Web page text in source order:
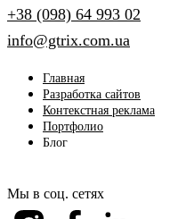
+38 (098) 64 993 02
info@gtrix.com.ua
Главная
Разработка сайтов
Контекстная реклама
Портфолио
Блог
Мы в соц. сетях